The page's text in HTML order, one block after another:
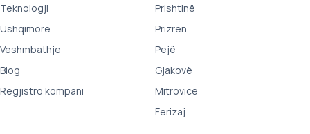
Teknologji
Ushqimore
Veshmbathje
Blog
Regjistro kompani
Prishtinë
Prizren
Pejë
Gjakovë
Mitrovicë
Ferizaj